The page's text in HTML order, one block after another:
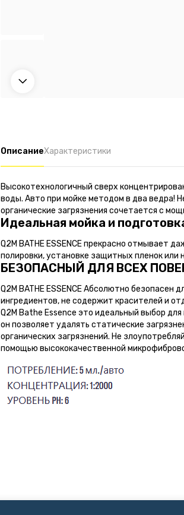
ОписаниеХарактеристики
Высокотехнологичный сверх
воды. Авто при мойке методом в два ведра!
органические загрязнения сочетается с
Идеальная мойка и
Q2M BATHE ESSENCE прекрасно отмывает
полировки, установке защитных пленок или
БЕЗОПАСНЫЙ ДЛЯ ВСЕХ
Q2M BATHE ESSENCE Абсолютно
ингредиентов, не содержит красителей и
Q2M Bathe Essence это идеальный выбор
он позволяет удалять статические
органических загрязнений. Не
помощью высококачественной